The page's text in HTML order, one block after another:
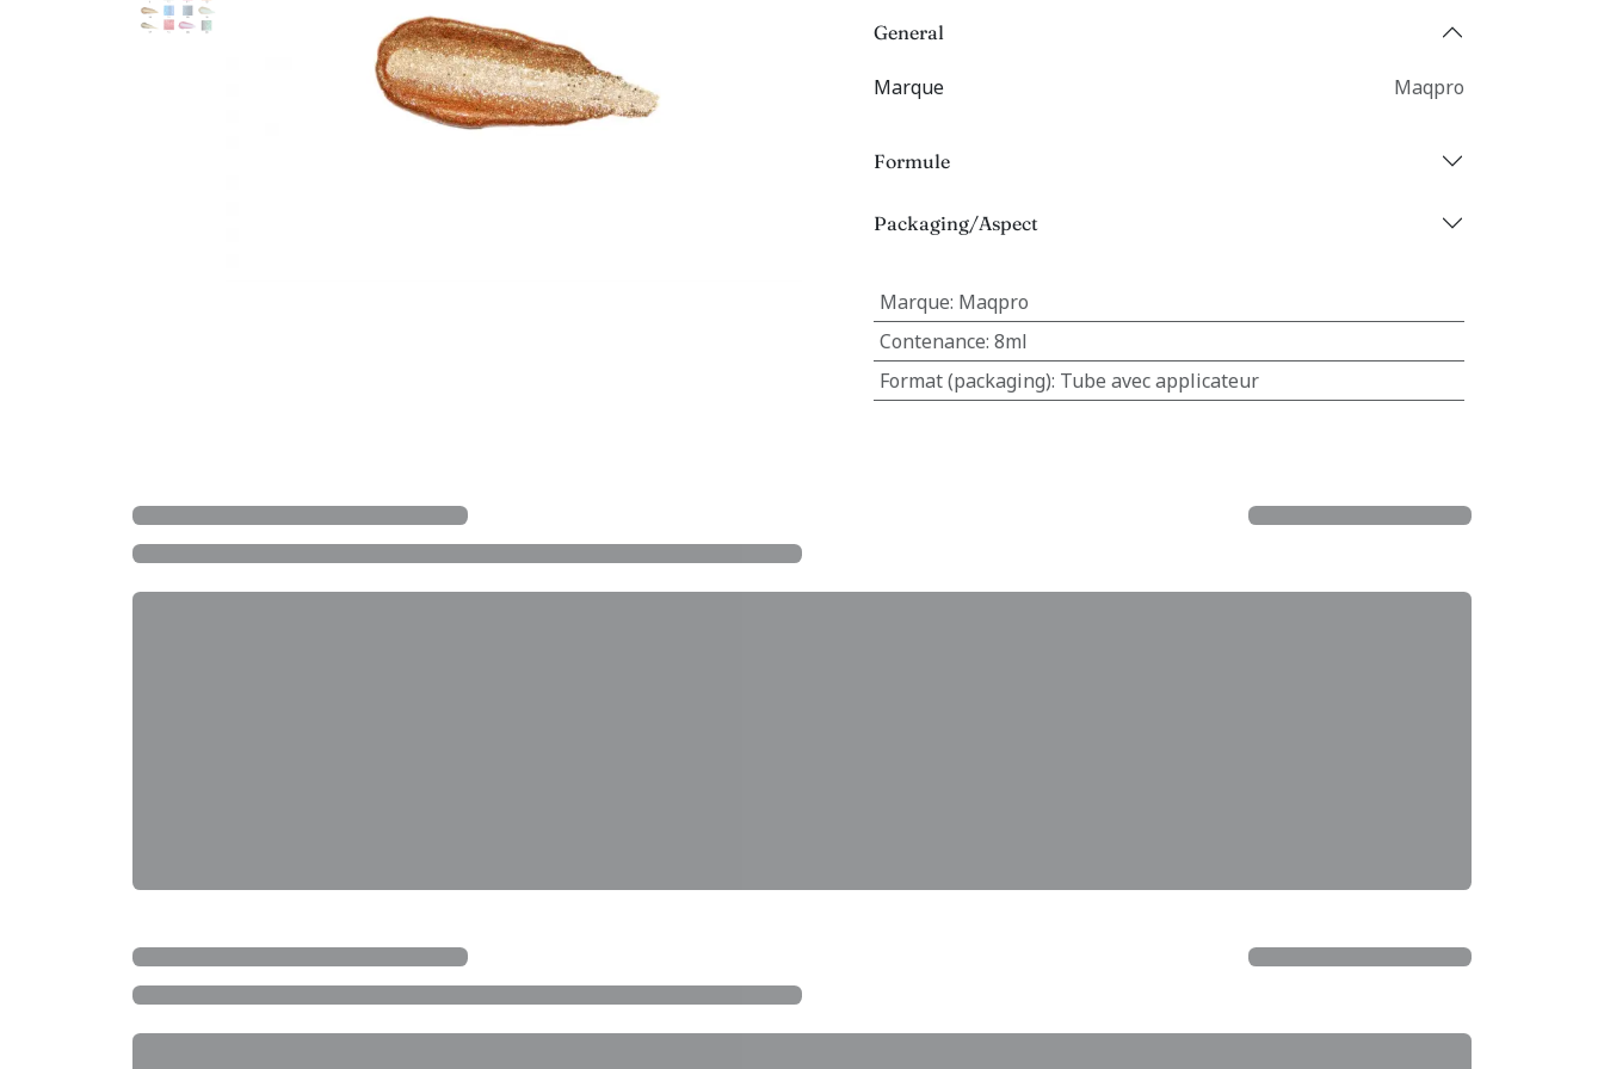
General
Marque Maqpro
Formule
Packaging/Aspect
Marque: Maqpro
Contenance: 8ml
Format (packaging): Tube avec applicateur